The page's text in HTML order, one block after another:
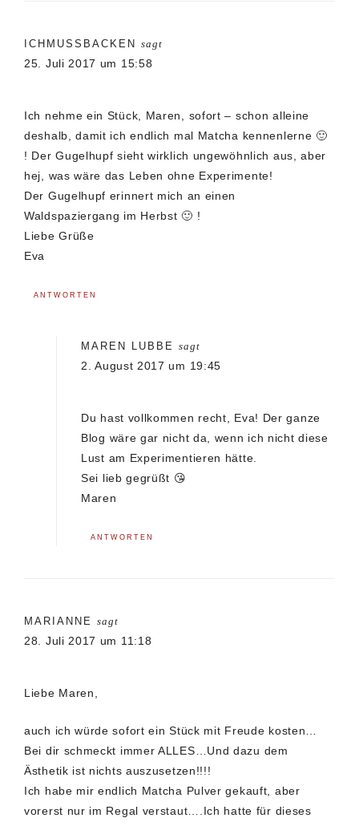
ICHMUSSBACKEN sagt
25. Juli 2017 um 15:58
Ich nehme ein Stück, Maren, sofort – schon alleine
deshalb, damit ich endlich mal Matcha kennenlerne 🙂
! Der Gugelhupf sieht wirklich ungewöhnlich aus, aber
hej, was wäre das Leben ohne Experimente!
Der Gugelhupf erinnert mich an einen
Waldspaziergang im Herbst 🙂 !
Liebe Grüße
Eva
ANTWORTEN
MAREN LUBBE sagt
2. August 2017 um 19:45
Du hast vollkommen recht, Eva! Der ganze
Blog wäre gar nicht da, wenn ich nicht diese
Lust am Experimentieren hätte.
Sei lieb gegrüßt 😘
Maren
ANTWORTEN
MARIANNE sagt
28. Juli 2017 um 11:18
Liebe Maren,
auch ich würde sofort ein Stück mit Freude kosten…
Bei dir schmeckt immer ALLES…Und dazu dem
Ästhetik ist nichts auszusetzen!!!!
Ich habe mir endlich Matcha Pulver gekauft, aber
vorerst nur im Regal verstaut….Ich hatte für dieses